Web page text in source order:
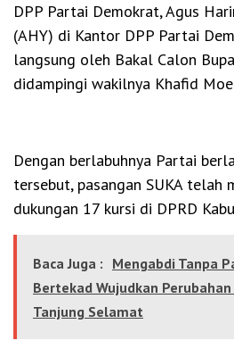
DPP Partai Demokrat, Agus
(AHY) di Kantor DPP Partai
langsung oleh Bakal Calon
didampingi wakilnya Khafid
Dengan berlabuhnya Partai
tersebut, pasangan SUKA telah
dukungan 17 kursi di DPRD
Baca Juga : Mengabdi Tanpa
Bertekad Wujudkan
Tanjung Selamat